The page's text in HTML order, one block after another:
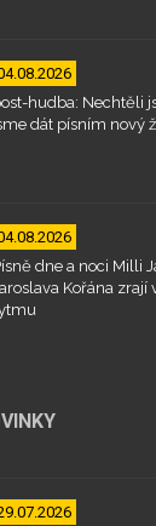
hudba: Nechtěli
dát písním nový
dne a noci Milli
Kořána zrají